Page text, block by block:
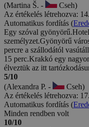
(Martina Š. -
Cseh)
Az értékelés létrehozva:
Automatikus fordítás (
Egy szóval
személyzet.Gyönyörű
percre a szállodától
15 perc.Krakkó egy
élveztük az itt
5/10
(Alexandra P. -
Cseh)
Az értékelés létrehozva:
Automatikus fordítás (
Minden rendben volt
10/10